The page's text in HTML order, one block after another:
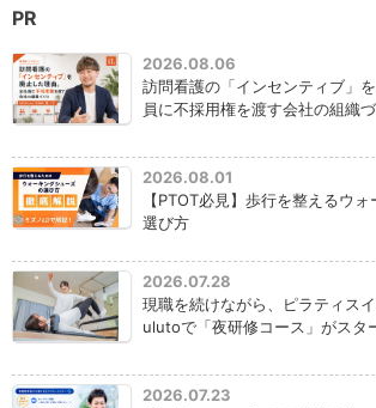
PR
2026.08.06
訪問看護の「インセンティブ」
員に不採用権を渡す会社の組織
2026.08.01
【PTOT必見】歩行を整えるウ
選び方
2026.07.28
現職を続けながら、ピラティス
ulutoで「夜研修コース」がスタ
2026.07.23